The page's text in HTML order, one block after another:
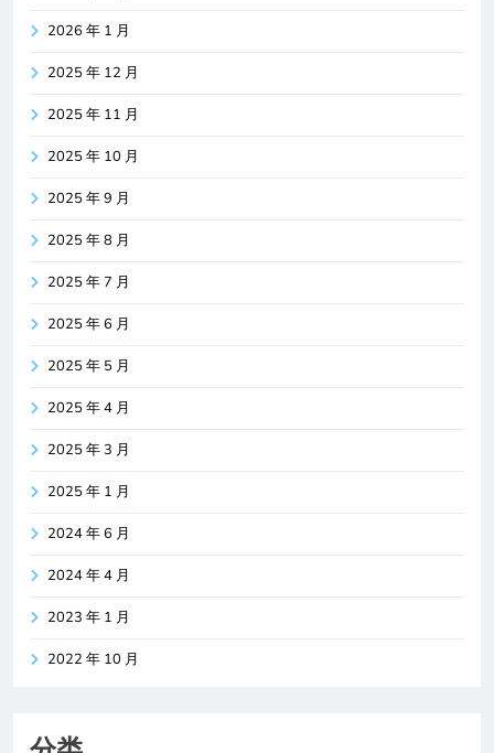
2026 年 1 月
2025 年 12 月
2025 年 11 月
2025 年 10 月
2025 年 9 月
2025 年 8 月
2025 年 7 月
2025 年 6 月
2025 年 5 月
2025 年 4 月
2025 年 3 月
2025 年 1 月
2024 年 6 月
2024 年 4 月
2023 年 1 月
2022 年 10 月